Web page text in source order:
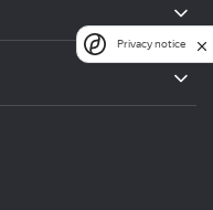
Privacy notice